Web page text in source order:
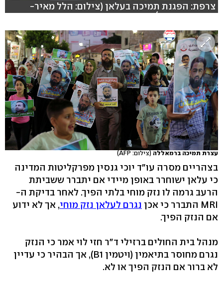
צרפת: הפגנת תמיכה בעלאן (צילום: הלל מאיר-
סוכנות תצפית)
עצרת תמיכה ברמאללה (צילום: AFP)
בצהריים מסרה עו"ד יוכי גנסין מפרקליטות המדינה
כי עלאן ישוחרר באופן מיידי אם יתברר ששביתת
הרעב גרמה לו נזק מוחי בלתי הפיך. לאחר בדיקת ה-
MRI התברר כי אכן
נגרם לעלאן נזק מוחי, אך לא ידוע
אם הנזק הפיך.
מנהל בית החולים ברזילי ד"ר חזי לוי אמר כי הנזק
נגרם מחוסר בתיאמין (ויטמין B1), אך הבהיר כי עדיין
לא ברור אם הנזק הפיך או לא.